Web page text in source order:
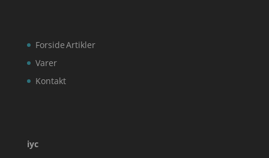
Forside
Varer
Kontakt
Artikler
iyc